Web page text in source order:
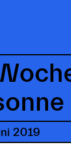
2019